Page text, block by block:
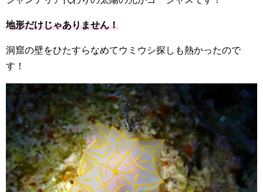
地形だけじゃありません！
洞窟の壁をひたすらなめてウミウシ探しも熱かったので
す！